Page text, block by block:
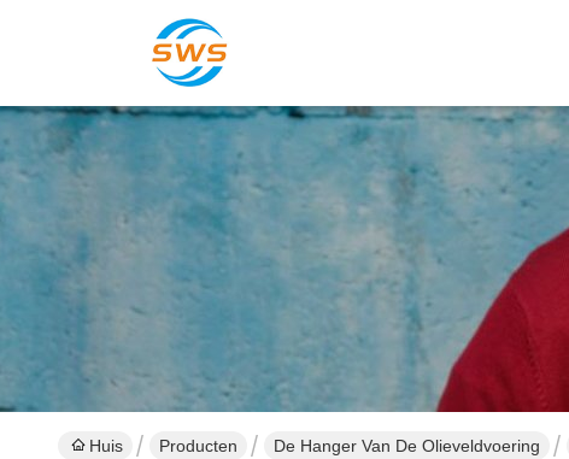
Huis Producten De Hanger Van De Olieveldvoering